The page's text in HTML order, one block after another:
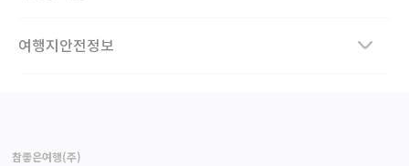
여행지안전정보
참좋은여행(주)